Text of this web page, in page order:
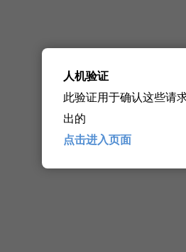
人机验证
此验证用于确认这些请
出的
点击进入页面